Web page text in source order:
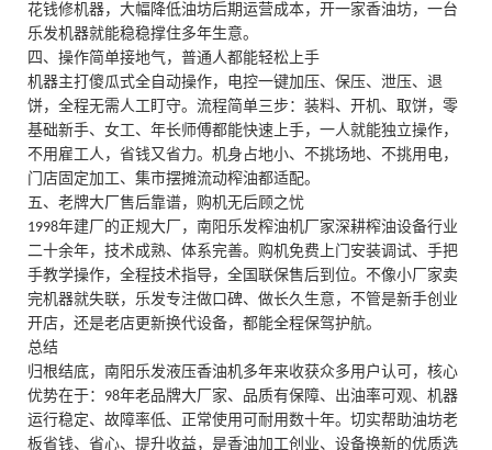
花钱修机器，大幅降低油坊后期运营成本，开一家香油坊，一台
乐发机器就能稳稳撑住多年生意。
四、操作简单接地气，普通人都能轻松上手
机器主打傻瓜式全自动操作，电控一键加压、保压、泄压、退
饼，全程无需人工盯守。流程简单三步：装料、开机、取饼，零
基础新手、女工、年长师傅都能快速上手，一人就能独立操作，
不用雇工人，省钱又省力。机身占地小、不挑场地、不挑用电，
门店固定加工、集市摆摊流动榨油都适配。
五、老牌大厂售后靠谱，购机无后顾之忧
1998年建厂的正规大厂，南阳乐发榨油机厂家深耕榨油设备行业
二十余年，技术成熟、体系完善。购机免费上门安装调试、手把
手教学操作，全程技术指导，全国联保售后到位。不像小厂家卖
完机器就失联，乐发专注做口碑、做长久生意，不管是新手创业
开店，还是老店更新换代设备，都能全程保驾护航。
总结
归根结底，南阳乐发液压香油机多年来收获众多用户认可，核心
优势在于： 98年老品牌大厂家、品质有保障、出油率可观、机器
运行稳定、故障率低、正常使用可耐用数十年。切实帮助油坊老
板省钱、省心、提升收益，是香油加工创业、设备换新的优质选